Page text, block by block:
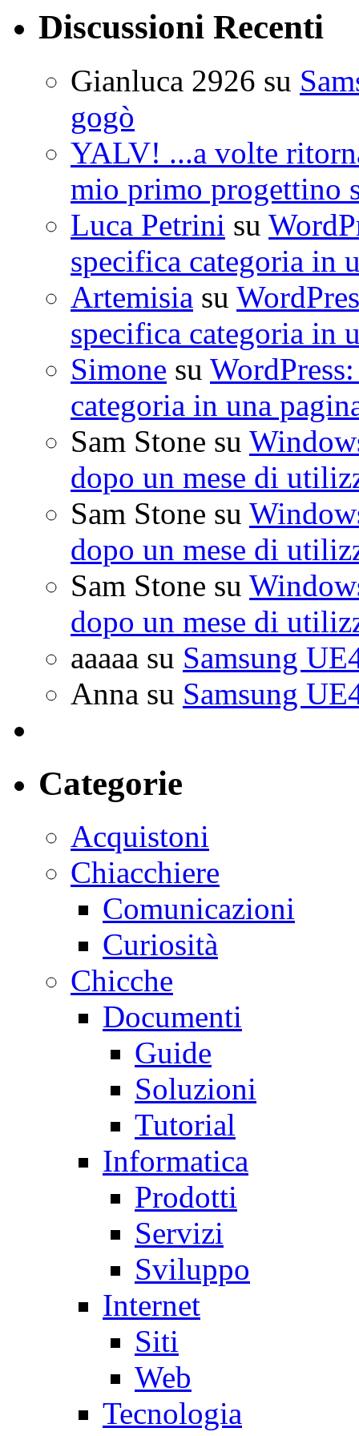
Discussioni Recenti
Gianluca 2926 su
gogò
YALV! ...a volte
mio primo progettino
Luca Petrini su
specifica categoria in
Artemisia su
specifica categoria in
Simone su
categoria in una
Sam Stone su
dopo un mese di
Sam Stone su
dopo un mese di
Sam Stone su
dopo un mese di
aaaaa su Samsung
Anna su Samsung
Categorie
Acquistoni
Chiacchiere
Comunicazioni
Curiosità
Chicche
Documenti
Guide
Soluzioni
Tutorial
Informatica
Prodotti
Servizi
Sviluppo
Internet
Siti
Web
Tecnologia